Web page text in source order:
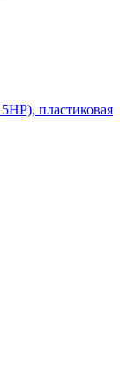
пластиковая